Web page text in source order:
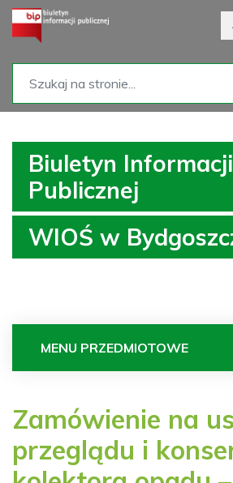
Biuletyn Informacji
Publicznej
WIOŚ w
MENU PRZEDMIOTOWE
Zamówienie na
przeglądu i